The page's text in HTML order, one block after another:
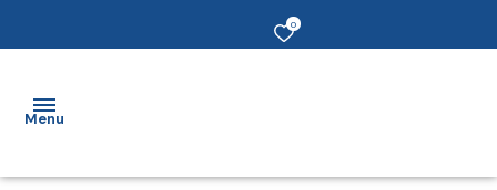
0
Menu